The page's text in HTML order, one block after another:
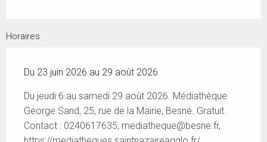
Horaires
Du 23 juin 2026 au 29 août 2026
Du jeudi 6 au samedi 29 août 2026. Médiathèque
George Sand, 25, rue de la Mairie, Besné. Gratuit.
Contact : 0240617635, mediatheque@besne.fr,